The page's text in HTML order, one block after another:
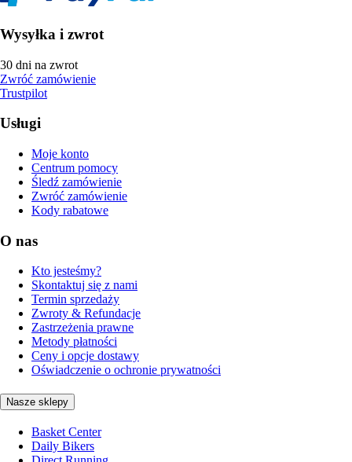
Wysyłka i zwrot
30 dni na zwrot
Zwróć zamówienie
Trustpilot
Usługi
Moje konto
Centrum pomocy
Śledź zamówienie
Zwróć zamówienie
Kody rabatowe
O nas
Kto jesteśmy?
Skontaktuj się z nami
Termin sprzedaży
Zwroty & Refundacje
Zastrzeżenia prawne
Metody płatności
Ceny i opcje dostawy
Oświadczenie o ochronie prywatności
Nasze sklepy
Basket Center
Daily Bikers